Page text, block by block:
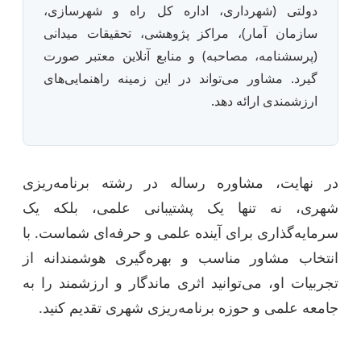
دولتی (شهرداری، اداره کل راه و شهرسازی،
سازمان آمار)، مراکز پژوهشی، تحقیقات میدانی
(پرسشنامه، مصاحبه) و منابع آنلاین معتبر صورت
گیرد. مشاور می‌تواند در این زمینه راهنمایی‌های
ارزشمندی ارائه دهد.
در نهایت، مشاوره رساله در رشته برنامه‌ریزی
شهری، نه تنها یک پشتیبانی علمی، بلکه یک
سرمایه‌گذاری برای آینده علمی و حرفه‌ای شماست. با
انتخاب مشاور مناسب و بهره‌گیری هوشمندانه از
تجربیات او، می‌توانید اثری ماندگار و ارزشمند را به
جامعه علمی و حوزه برنامه‌ریزی شهری تقدیم کنید.